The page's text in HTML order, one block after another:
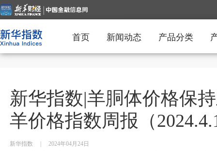
首页 新闻动态 产品分类
新华指数|羊胴体价格保
羊价格指数周报（
新华指数 2024年04月24日